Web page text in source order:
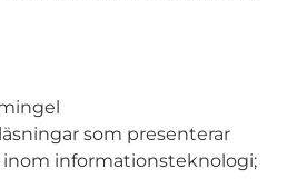
som presenterar
informationsteknologi;